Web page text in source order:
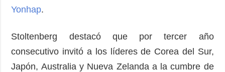
Releases
Yonhap.
Stoltenberg destacó que por tercer año
consecutivo invitó a los líderes de Corea del Sur,
Japón, Australia y Nueva Zelanda a la cumbre de